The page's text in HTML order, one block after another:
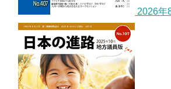
2026年